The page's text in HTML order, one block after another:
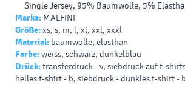
Single Jersey, 95% Baumwolle, 5%
Marke: MALFINI
Größe:xs, s, m, l, xl, xxl, xxxl
Material: baumwolle, elasthan
Farbe:weiss, schwarz, dunkelblau
Drück:transferdruck - v, siebdruck auf t-
helles t-shirt - b, siebdruck - dunkles t-shirt - b